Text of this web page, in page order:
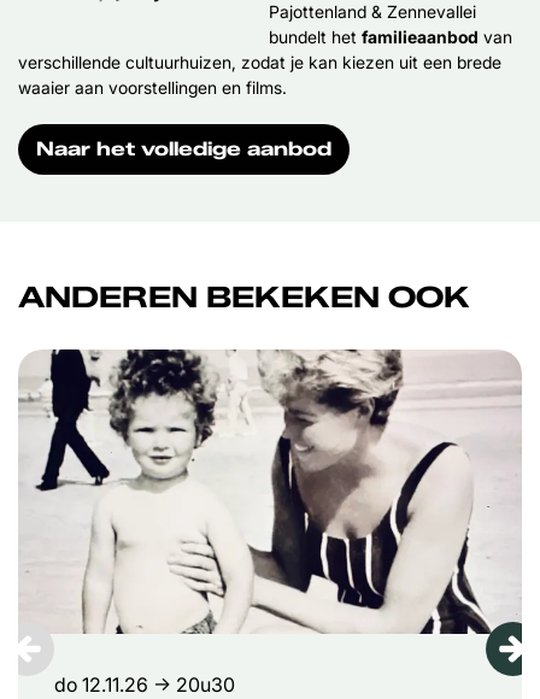
Pajottenland & Zennevallei
bundelt het familieaanbod van
verschillende cultuurhuizen, zodat je kan kiezen uit een brede
waaier aan voorstellingen en films.
Naar het volledige aanbod
ANDEREN BEKEKEN OOK
Overslaan
do 12.11.26 → 20u30